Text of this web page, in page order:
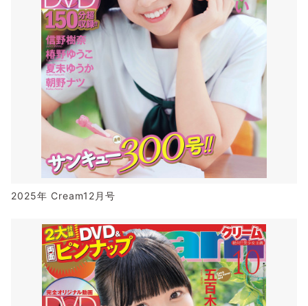
2025年 Cream12月号